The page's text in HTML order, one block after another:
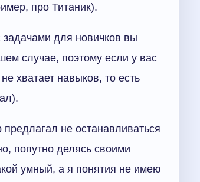
про Титаник).
задачами для новичков вы
случае, поэтому если у вас
хватает навыков, то есть
предлагал не останавливаться
попутно делясь своими
умный, а я понятия не имею